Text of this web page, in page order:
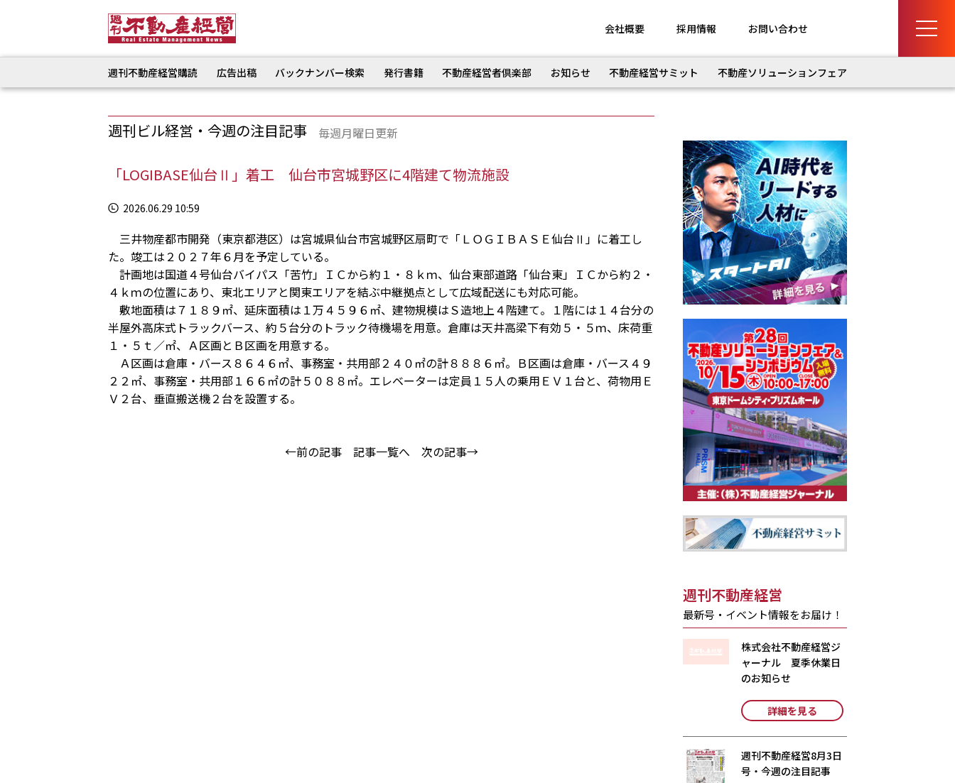
会社概要 採用情報 お問い合わせ
週刊不動産経営購読 広告出稿 バックナンバー検索 発行書籍 不動産経営者倶楽部 お知らせ 不動産経営サミット 不動産ソリューションフェア
週刊ビル経営・今週の注目記事 毎週月曜日更新
「LOGIBASE仙台Ⅱ」着工 仙台市宮城野区に4階建て物流施設
2026.06.29 10:59
三井物産都市開発（東京都港区）は宮城県仙台市宮城野区扇町で「ＬＯＧＩＢＡＳＥ仙台Ⅱ」に着工し
た。竣工は２０２７年６月を予定している。
計画地は国道４号仙台バイパス「苦竹」ＩＣから約１・８ｋｍ、仙台東部道路「仙台東」ＩＣから約２・
４ｋｍの位置にあり、東北エリアと関東エリアを結ぶ中継拠点として広域配送にも対応可能。
敷地面積は７１８９㎡、延床面積は１万４５９６㎡、建物規模はＳ造地上４階建て。１階には１４台分の
半屋外高床式トラックバース、約５台分のトラック待機場を用意。倉庫は天井高梁下有効５・５ｍ、床荷重
１・５ｔ／㎡、Ａ区画とＢ区画を用意する。
Ａ区画は倉庫・バース８６４６㎡、事務室・共用部２４０㎡の計８８８６㎡。Ｂ区画は倉庫・バース４９
２２㎡、事務室・共用部１６６㎡の計５０８８㎡。エレベーターは定員１５人の乗用ＥＶ１台と、荷物用Ｅ
Ｖ２台、垂直搬送機２台を設置する。
←前の記事 記事一覧へ 次の記事→
週刊不動産経営
最新号・イベント情報をお届け！
株式会社不動産経営ジ
ャーナル 夏季休業日
のお知らせ
詳細を見る
週刊不動産経営8月3日
号・今週の注目記事